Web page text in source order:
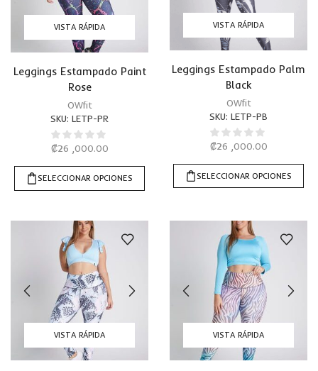
VISTA RÁPIDA
Leggings Estampado Paint
Rose
OWfit
SKU: LETP-PR
₡26 ,000.00
SELECCIONAR OPCIONES
VISTA RÁPIDA
Leggings Estampado Palm
Black
OWfit
SKU: LETP-PB
₡26 ,000.00
SELECCIONAR OPCIONES
VISTA RÁPIDA VISTA RÁPIDA